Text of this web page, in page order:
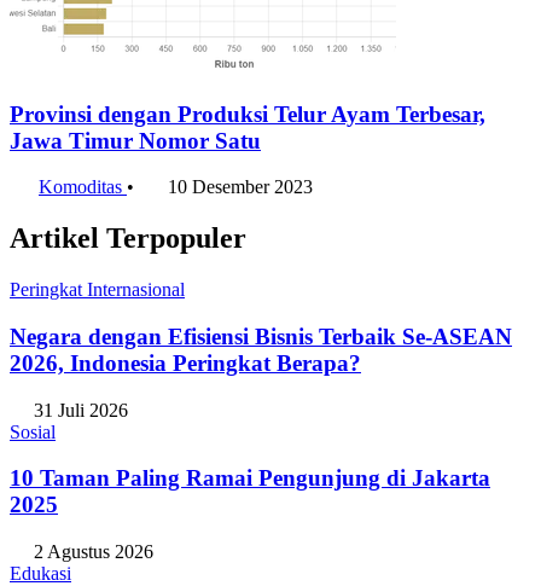
Provinsi dengan Produksi Telur Ayam Terbesar,
Jawa Timur Nomor Satu
Komoditas • 10 Desember 2023
Artikel Terpopuler
Peringkat Internasional
Negara dengan Efisiensi Bisnis Terbaik Se-ASEAN
2026, Indonesia Peringkat Berapa?
31 Juli 2026
Sosial
10 Taman Paling Ramai Pengunjung di Jakarta
2025
2 Agustus 2026
Edukasi